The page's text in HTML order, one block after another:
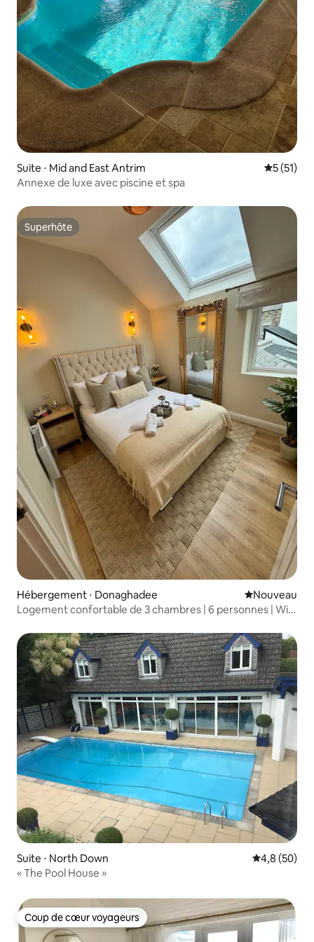
Suite ⋅ Mid and East Antrim
5 (51)
Annexe de luxe avec piscine et spa
Superhôte
Superhôte
Hébergement ⋅ Donaghadee Nouvel
Nouveau
Logement confortable de 3 chambres | 6 personnes | Wifi
Suite ⋅ North Down Évaluation
4,8 (50)
« The Pool House »
Coup de cœur voyageurs
Coup de cœur voyageurs